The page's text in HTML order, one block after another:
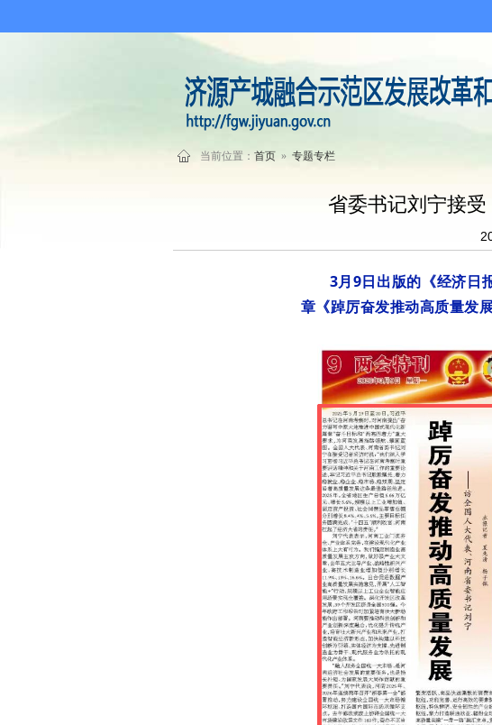
当前位置： 首页 » 专题专栏
省委书记刘宁接
3月9日出版的《经济日
章《踔厉奋发推动高质量发展